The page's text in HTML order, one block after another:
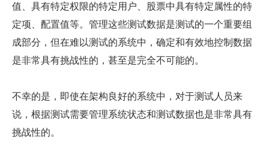
值、具有特定权限的特定用户、股票中具有特定属性的特
定项、配置值等。管理这些测试数据是测试的一个重要组
成部分，但在难以测试的系统中，确定和有效地控制数据
是非常具有挑战性的，甚至是完全不可能的。
不幸的是，即使在架构良好的系统中，对于测试人员来
说，根据测试需要管理系统状态和测试数据也是非常具有
挑战性的。